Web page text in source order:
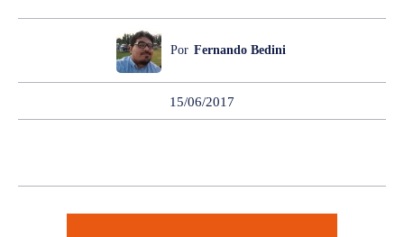
Por Fernando Bedini
15/06/2017